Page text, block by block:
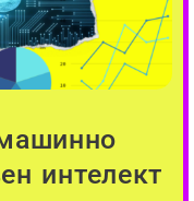
интелект